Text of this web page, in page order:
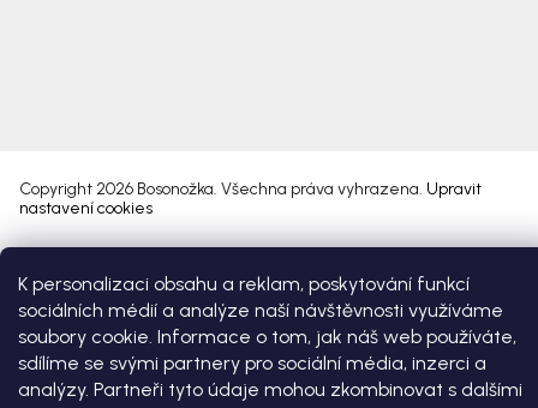
K personalizaci obsahu a reklam, poskytování funkcí
sociálních médií a analýze naší návštěvnosti využíváme
soubory cookie. Informace o tom, jak náš web používáte,
sdílíme se svými partnery pro sociální média, inzerci a
analýzy. Partneři tyto údaje mohou zkombinovat s dalšími
Copyright 2026 Bosonožka. Všechna práva vyhrazena. Upravit
nastavení cookies